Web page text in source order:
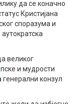
да се коначно
Кристијана
споразума и
великог
и мудрости
генерални конзул